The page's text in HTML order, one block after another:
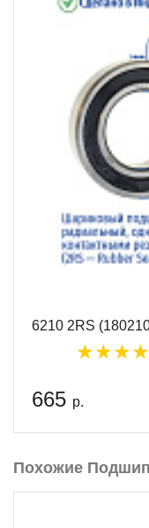
6210 2RS
665 р.
Похожие